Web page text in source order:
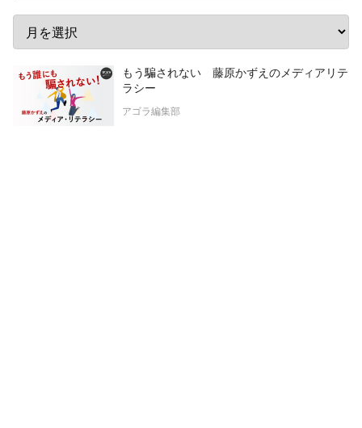
もう騙されない 藤原かずえのメディアリテ
ラシー
アゴラ編集部